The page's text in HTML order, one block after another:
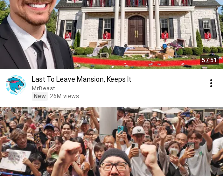
57:51
Last To Leave Mansion, Keeps It
MrBeast
New
26M views